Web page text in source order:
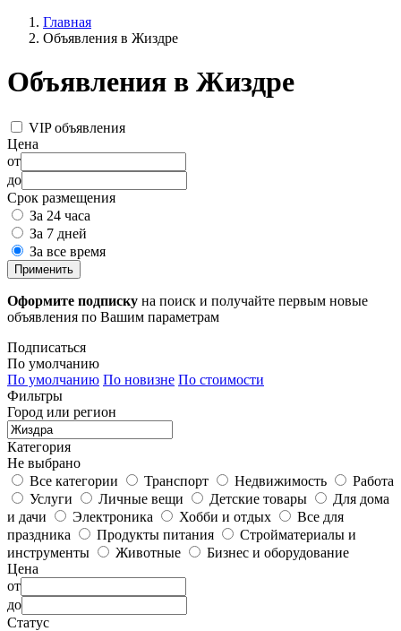
Главная
Объявления в Жиздре
Объявления в Жиздре
VIP объявления
Цена
от
до
Срок размещения
За 24 часа
За 7 дней
За все время
Применить
Оформите подписку на поиск и получайте первым новые
объявления по Вашим параметрам
Подписаться
По умолчанию
По умолчанию По новизне По стоимости
Фильтры
Город или регион
Категория
Не выбрано
Все категории
Транспорт Недвижимость
Работа
Услуги
Личные вещи Детские товары
Для дома
и дачи
Электроника Хобби и отдых
Все для
праздника
Продукты питания
Стройматериалы и
инструменты
Животные
Бизнес и оборудование
Цена
от
до
Статус